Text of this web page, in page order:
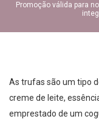
Promoção válida para
As trufas são um tipo
creme de leite,
emprestado de um